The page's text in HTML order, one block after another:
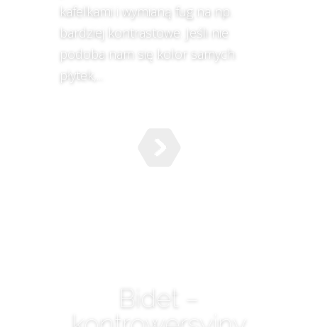
kafelkami i wymianą fug na np.
bardziej kontrastowe. Jeśli nie
podoba nam się kolor samych
płytek,...
Bidet –